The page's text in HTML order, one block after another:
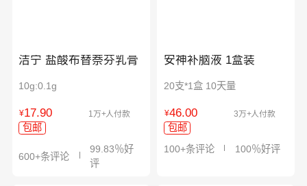
洁宁 盐酸布替萘芬乳膏
10g:0.1g
¥17.90 1万+人付款
包邮
600+条评论
99.83％好
评
安神补脑液 1盒装
20支*1盒 10天量
¥46.00 3万+人付款
包邮
100+条评论
100％好评